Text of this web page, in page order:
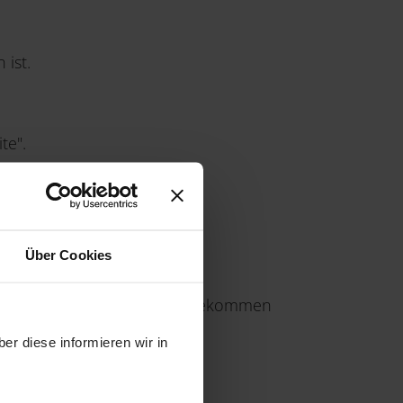
Über Cookies
diese informieren wir in
ist.
auf diese Seite gekommen